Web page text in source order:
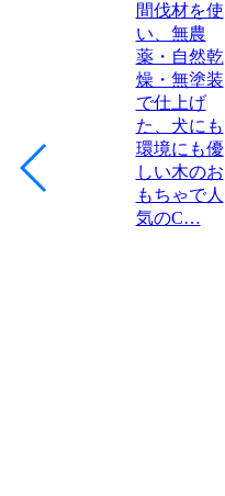
間伐材を使
い、無農
薬・自然乾
燥・無塗装
で仕上げ
た、犬にも
環境にも優
しい木のお
もちゃで人
気のC…